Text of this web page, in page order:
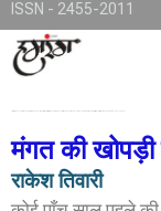
ISSN - 2455-2011
मंगत की खोपड़ी
राकेश तिवारी